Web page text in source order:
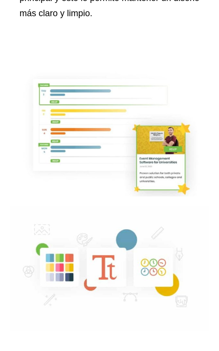
más claro y limpio.